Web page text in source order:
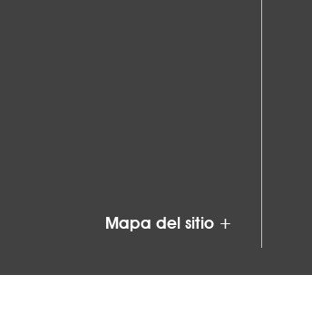
Mapa del sitio +